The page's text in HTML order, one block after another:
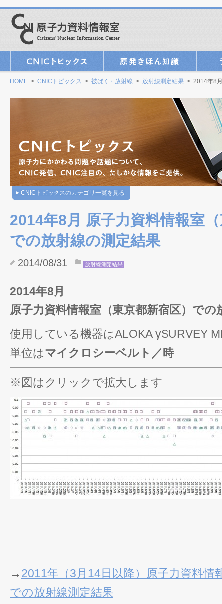
HOME > CNICトピックス > 被ばく・放射線 > 放射線測定結果 > 2014年8
CNICトピックスのカテゴリ一覧を見る
2014年8月 原子力資料情報室
での放射線の測定結果
2014/08/31 放射線測定結果
2014年8月
原子力資料情報室（東京都新宿区）での
使用している機器はALOKA γSURVEY
単位はマイクロシーベルト／時
※図はクリックで拡大します
→2011年（3月14日以降）原子力資料情
での放射線測定結果